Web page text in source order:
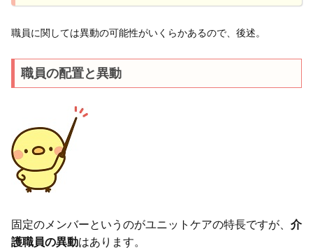
職員に関しては異動の可能性がいくらかあるので、後述。
職員の配置と異動
固定のメンバーというのがユニットケアの特長ですが、 介
護職員の異動はあります。